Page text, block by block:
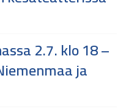
2.7. klo 18 –
ja